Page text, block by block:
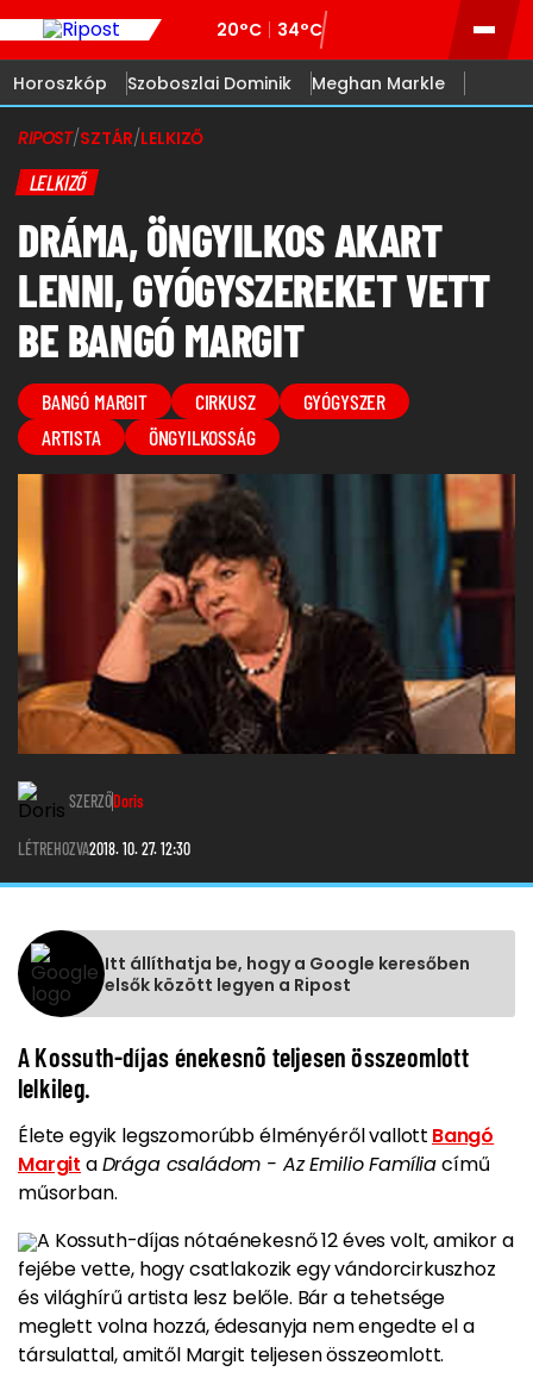
20°C 34°C
Horoszkóp Szoboszlai Dominik Meghan Markle
RIPOST/SZTÁR/LELKIZŐ
LELKIZŐ
DRÁMA, ÖNGYILKOS AKART
LENNI, GYÓGYSZEREKET VETT
BE BANGÓ MARGIT
BANGÓ MARGIT CIRKUSZ
GYÓGYSZER
ARTISTA
ÖNGYILKOSSÁG
SZERZŐDoris
LÉTREHOZVA2018. 10. 27. 12:30
Itt állíthatja be, hogy a Google keresőben
elsők között legyen a Ripost
A Kossuth-díjas énekesnõ teljesen összeomlott
lelkileg.
Élete egyik legszomorúbb élményéről vallott Bangó
Margit aDrága családom - Az Emilio Famíliacímű
műsorban.
A Kossuth-díjas nótaénekesnő 12 éves volt, amikor a
fejébe vette, hogy csatlakozik egy vándorcirkuszhoz
és világhírű artista lesz belőle. Bár a tehetsége
meglett volna hozzá, édesanyja nem engedte el a
társulattal, amitől Margit teljesen összeomlott.